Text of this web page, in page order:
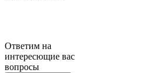
Ответим на
интересющие вас
вопросы